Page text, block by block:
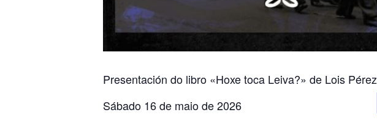
Presentación do libro «Hoxe toca Leiva?» de Lois Pérez
Sábado 16 de maio de 2026